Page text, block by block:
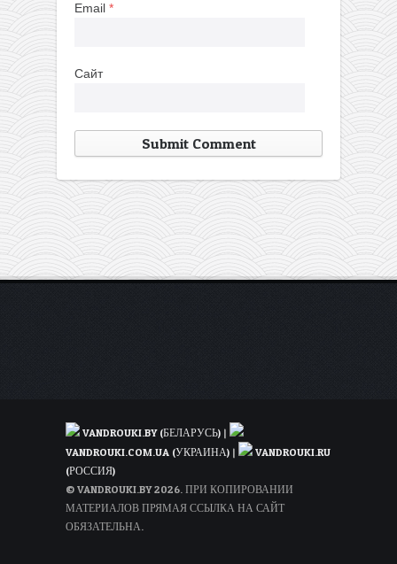
Email *
Сайт
VANDROUKI.BY (БЕЛАРУСЬ) |
VANDROUKI.COM.UA (УКРАИНА) |
VANDROUKI.RU
(РОССИЯ)
© VANDROUKI.BY 2026. ПРИ КОПИРОВАНИИ
МАТЕРИАЛОВ ПРЯМАЯ ССЫЛКА НА САЙТ
ОБЯЗАТЕЛЬНА.